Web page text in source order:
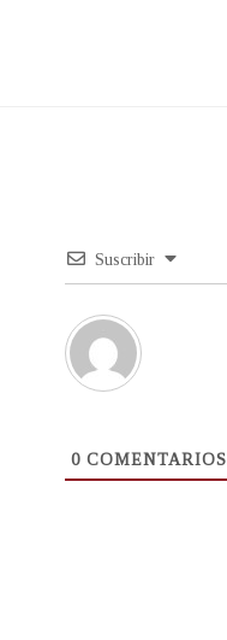
Suscribir
0 COMENTARIOS